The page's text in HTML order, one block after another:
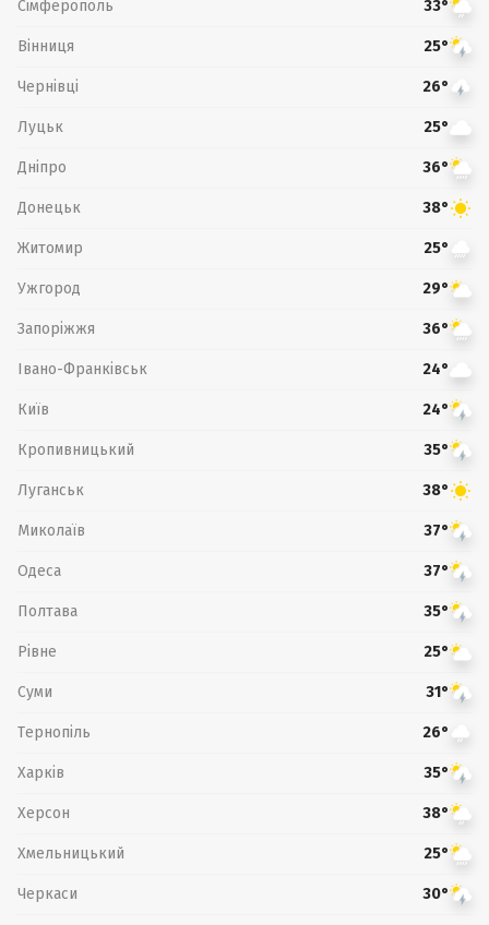
Сімферополь 33°
Вінниця 25°
Чернівці 26°
Луцьк 25°
Дніпро 36°
Донецьк 38°
Житомир 25°
Ужгород 29°
Запоріжжя 36°
Івано-Франківськ 24°
Київ 24°
Кропивницький 35°
Луганськ 38°
Миколаїв 37°
Одеса 37°
Полтава 35°
Рівне 25°
Суми 31°
Тернопіль 26°
Харків 35°
Херсон 38°
Хмельницький 25°
Черкаси 30°